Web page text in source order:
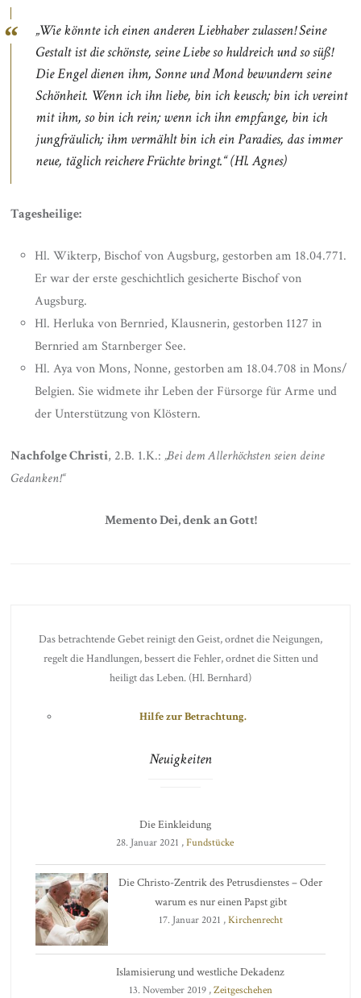
„Wie könnte ich einen anderen Liebhaber zulassen! Seine
Gestalt ist die schönste, seine Liebe so huldreich und so süß!
Die Engel dienen ihm, Sonne und Mond bewundern seine
Schönheit. Wenn ich ihn liebe, bin ich keusch; bin ich vereint
mit ihm, so bin ich rein; wenn ich ihn empfange, bin ich
jungfräulich; ihm vermählt bin ich ein Paradies, das immer
neue, täglich reichere Früchte bringt.“(Hl. Agnes)
Tagesheilige:
Hl. Wikterp, Bischof von Augsburg, gestorben am 18.04.771.
Er war der erste geschichtlich gesicherte Bischof von
Augsburg.
Hl. Herluka von Bernried, Klausnerin, gestorben 1127 in
Bernried am Starnberger See.
Hl. Aya von Mons, Nonne, gestorben am 18.04.708 in Mons/
Belgien. Sie widmete ihr Leben der Fürsorge für Arme und
der Unterstützung von Klöstern.
Nachfolge Christi, 2.B. 1.K.:„Bei dem Allerhöchsten seien deine
Gedanken!“
Memento Dei, denk an Gott!
Das betrachtende Gebet reinigt den Geist, ordnet die Neigungen,
regelt die Handlungen, bessert die Fehler, ordnet die Sitten und
heiligt das Leben. (Hl. Bernhard)
Hilfe zur Betrachtung.
Neuigkeiten
Die Einkleidung
28. Januar 2021 ,Fundstücke
Die Christo-Zentrik des Petrusdienstes – Oder
warum es nur einen Papst gibt
17. Januar 2021 ,Kirchenrecht
Islamisierung und westliche Dekadenz
13. November 2019 ,Zeitgeschehen